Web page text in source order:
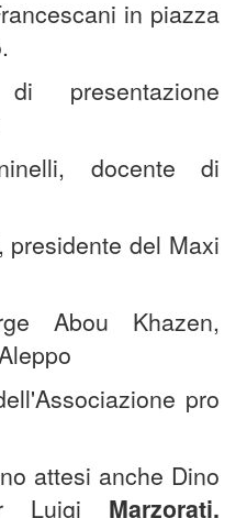
in piazza
presentazione
docente di
presidente del Maxi
Abou Khazen,
pro
attesi anche Dino
Luigi Marzorati.